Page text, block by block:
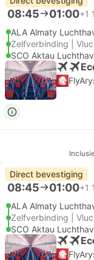
08:45 01:00+1
ALA Almaty
Zelfverbinding |
SCO Aktau
Direct bevestiging
08:45 01:00+1
ALA Almaty
Zelfverbinding |
SCO Aktau